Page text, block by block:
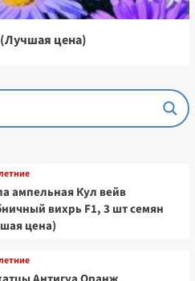
(Лучшая цена)
3 шт семян (Лучшая
ампельная Кул вейв
вихрь F1, 3 шт семян
цена)